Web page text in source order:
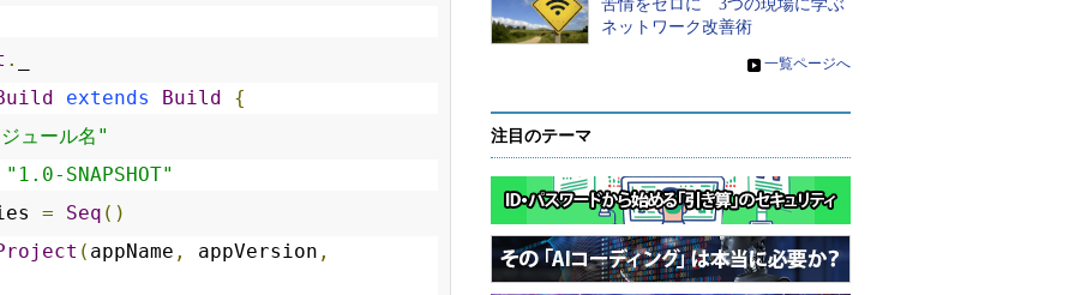
.
extends Build
{
ュール名"
"1.0-SNAPSHOT"
= Seq ()
( appName , appVersion ,
苦情をゼロに 3つの現場に学ぶ
ネットワーク改善術
» 一覧ページへ
注目のテーマ